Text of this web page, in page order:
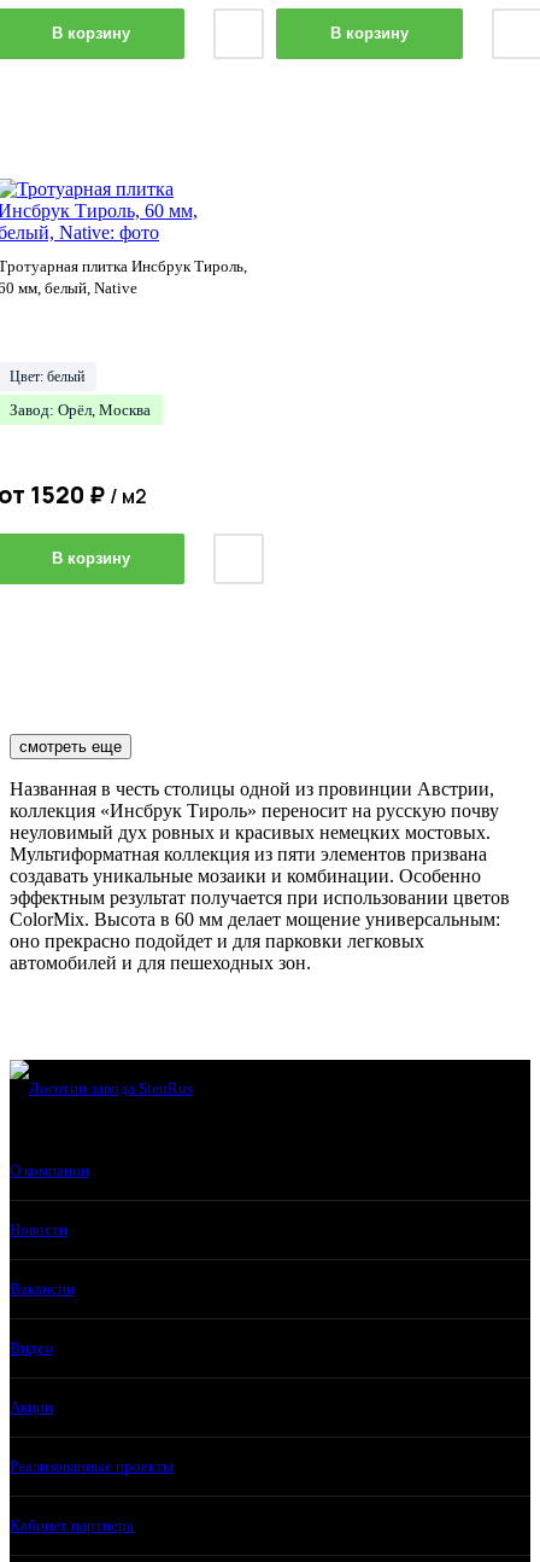
В корзину В корзину
плитка Инсбрук Тироль,
мм, белый, Native
Цвет: белый
Завод: Орёл, Москва
1520 ₽ / м2
В корзину
смотреть еще
Названная в честь столицы одной из провинции Австрии,
коллекция «Инсбрук Тироль» переносит на русскую почву
неуловимый дух ровных и красивых немецких мостовых.
Мультиформатная коллекция из пяти элементов призвана
создавать уникальные мозаики и комбинации. Особенно
эффектным результат получается при использовании цветов
ColorMix. Высота в 60 мм делает мощение универсальным:
оно прекрасно подойдет и для парковки легковых
автомобилей и для пешеходных зон.
О компании
Новости
Вакансии
Видео
Акции
Реализованные проекты
Кабинет партнера